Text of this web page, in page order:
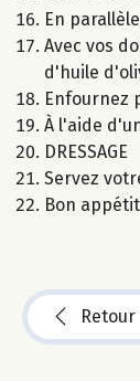
En
Avec vos
d'huile
Enfournez
À l'aide
DRESSAGE
Servez
Bon